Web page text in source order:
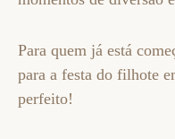
Para quem já está
para a festa do filhote
perfeito!